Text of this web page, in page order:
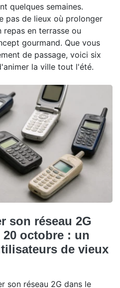
quelques semaines.
pas de lieux où prolonger
repas en terrasse ou
gourmand. Que vous
de passage, voici six
la ville tout l'été.
son réseau 2G
octobre : un
de vieux
son réseau 2G dans le